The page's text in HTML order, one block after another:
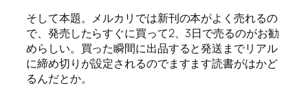
そして本題。メルカリでは新刊の本がよく売れるの
で、発売したらすぐに買って2、3日で売るのがお勧
めらしい。買った瞬間に出品すると発送までリアル
に締め切りが設定されるのでますます読書がはかど
るんだとか。